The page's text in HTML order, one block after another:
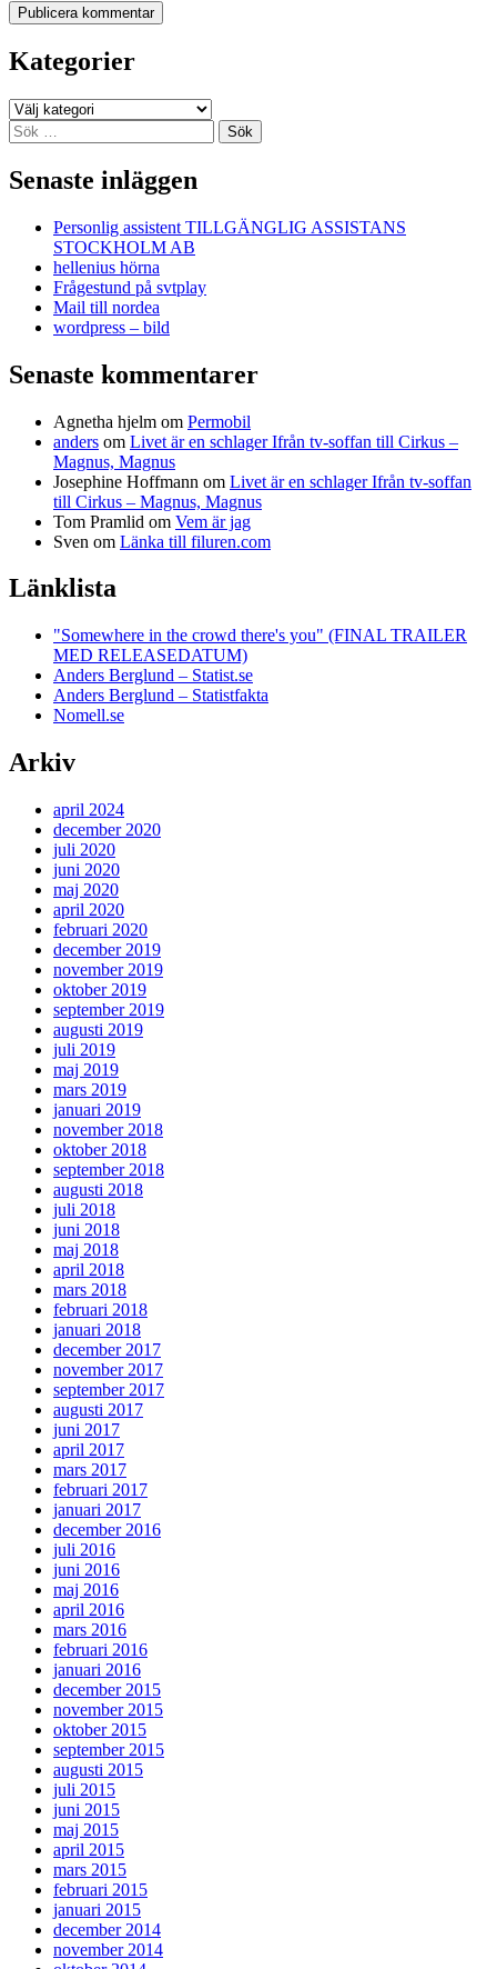
Kategorier
Kategorier
Sök
efter:
Senaste inläggen
Personlig assistent TILLGÄNGLIG ASSISTANS
STOCKHOLM AB
hellenius hörna
Frågestund på svtplay
Mail till nordea
wordpress – bild
Senaste kommentarer
Agnetha hjelm om Permobil
anders om Livet är en schlager Ifrån tv-soffan till Cirkus –
Magnus, Magnus
Josephine Hoffmann om Livet är en schlager Ifrån tv-soffan
till Cirkus – Magnus, Magnus
Tom Pramlid om Vem är jag
Sven om Länka till filuren.com
Länklista
"Somewhere in the crowd there's you" (FINAL TRAILER
MED RELEASEDATUM)
Anders Berglund – Statist.se
Anders Berglund – Statistfakta
Nomell.se
Arkiv
april 2024
december 2020
juli 2020
juni 2020
maj 2020
april 2020
februari 2020
december 2019
november 2019
oktober 2019
september 2019
augusti 2019
juli 2019
maj 2019
mars 2019
januari 2019
november 2018
oktober 2018
september 2018
augusti 2018
juli 2018
juni 2018
maj 2018
april 2018
mars 2018
februari 2018
januari 2018
december 2017
november 2017
september 2017
augusti 2017
juni 2017
april 2017
mars 2017
februari 2017
januari 2017
december 2016
juli 2016
juni 2016
maj 2016
april 2016
mars 2016
februari 2016
januari 2016
december 2015
november 2015
oktober 2015
september 2015
augusti 2015
juli 2015
juni 2015
maj 2015
april 2015
mars 2015
februari 2015
januari 2015
december 2014
november 2014